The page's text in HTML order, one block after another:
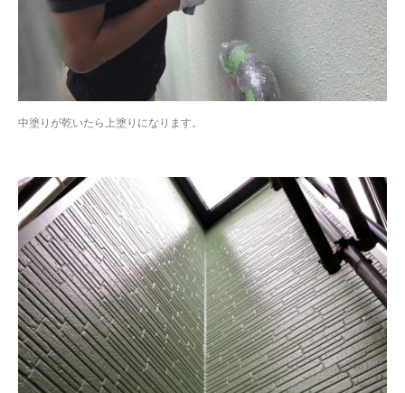
中塗りが乾いたら上塗りになります。